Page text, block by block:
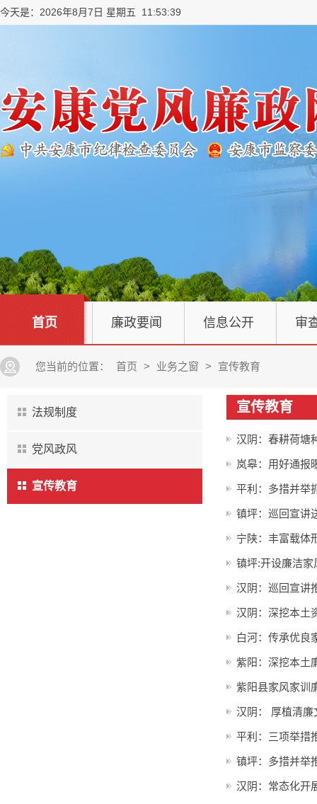
今天是：2026年8月7日 星期五 11:53:39
首页 廉政要闻 信息公开 审
您当前的位置： 首页 > 业务之窗 > 宣传教育
法规制度
党风政风
宣传教育
宣传教育
汉阴：春耕荷塘
岚皋：用好通报
平利：多措并举
镇坪：巡回宣讲
宁陕：丰富载体
镇坪:开设廉洁家
汉阴：巡回宣讲
汉阴：深挖本土
白河：传承优良
紫阳：深挖本土
紫阳县家风家训
汉阴： 厚植清
平利：三项举措
镇坪：多措并举
汉阴：常态化开